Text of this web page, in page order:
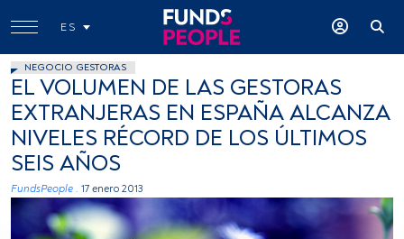
ES
NEGOCIO GESTORAS
EL VOLUMEN DE LAS GESTORAS
EXTRANJERAS EN ESPAÑA ALCANZA
NIVELES RÉCORD DE LOS ÚLTIMOS
SEIS AÑOS
FundsPeople . 17 enero 2013